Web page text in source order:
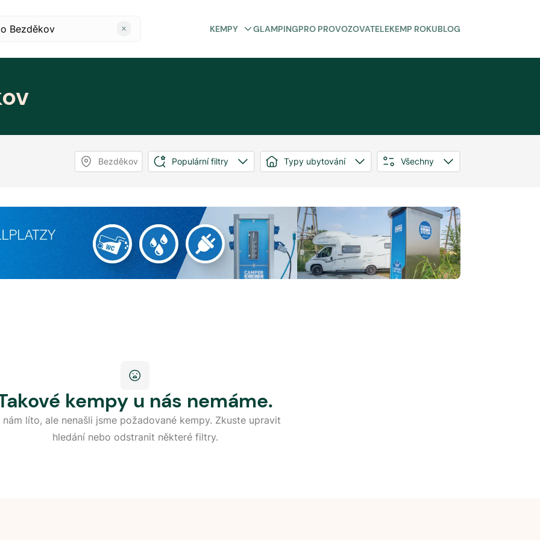
KEMPY GLAMPINGPRO PROVOZOVATELEKEMP ROKUBLOG
Bezděkov Populární filtry Typy ubytování Všechny
kempy u nás nemáme.
nám líto, ale nenašli jsme požadované kempy. Zkuste upravit
hledání nebo odstranit některé filtry.